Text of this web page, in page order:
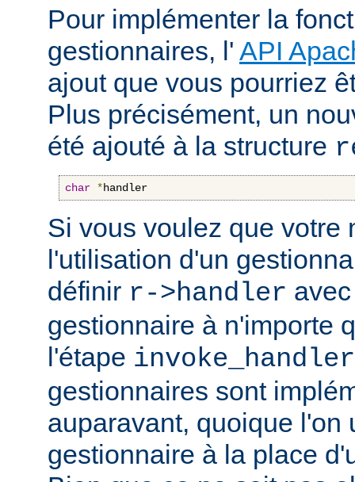
Pour implémenter la
gestionnaires, l' API
ajout que vous pourriez
Plus précisément, un
été ajouté à la structure
char *handler
Si vous voulez que votre
l'utilisation d'un
définir r->handler
gestionnaire à n'importe
l'étape invoke_handler
gestionnaires sont
auparavant, quoique l'on
gestionnaire à la place